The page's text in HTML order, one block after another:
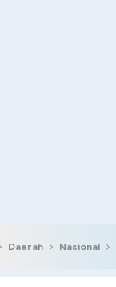
Daerah Nasional